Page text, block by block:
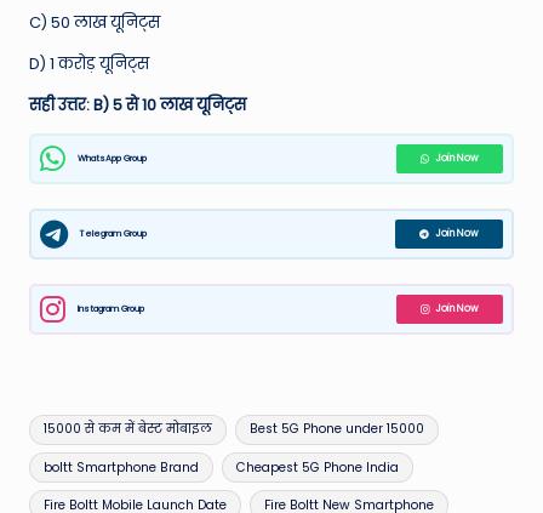
C) 50 लाख यूनिट्स
D) 1 करोड़ यूनिट्स
सही उत्तर: B) 5 से 10 लाख यूनिट्स
WhatsApp Group Join Now
Telegram Group Join Now
Instagram Group Join Now
Tags:
15000 से कम में बेस्ट मोबाइल Best 5G Phone under 15000
boltt Smartphone Brand Cheapest 5G Phone India
Fire Boltt Mobile Launch Date Fire Boltt New Smartphone